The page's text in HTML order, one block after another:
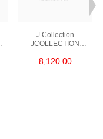
J Collection
JCOLLECTION
W/DIAMOND 7
8,120.00